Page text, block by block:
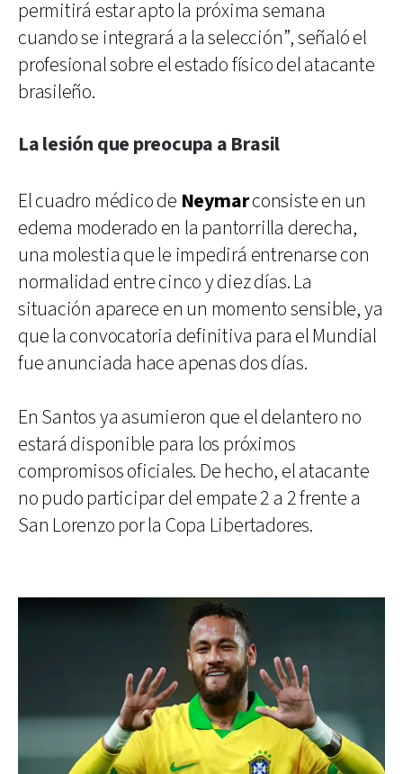
permitirá estar apto la próxima semana
cuando se integrará a la selección”, señaló el
profesional sobre el estado físico del atacante
brasileño.
La lesión que preocupa a Brasil
El cuadro médico de Neymarconsiste en un
edema moderado en la pantorrilla derecha,
una molestia que le impedirá entrenarse con
normalidad entre cinco y diez días. La
situación aparece en un momento sensible, ya
que la convocatoria definitiva para el Mundial
fue anunciada hace apenas dos días.
En Santos ya asumieron que el delantero no
estará disponible para los próximos
compromisos oficiales. De hecho, el atacante
no pudo participar del empate 2 a 2 frente a
San Lorenzo por la Copa Libertadores.